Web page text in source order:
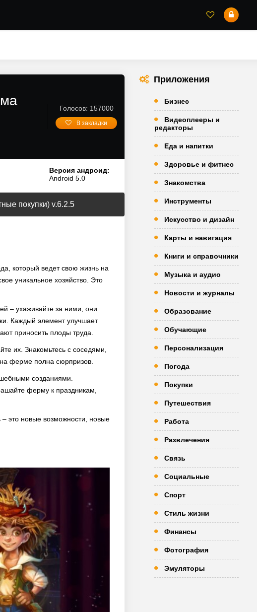
Голосов: 157000
В закладки
Версия андроид:
Android 5.0
покупки) v.6.2.5
который ведет свою жизнь на
уникальное хозяйство. Это
– ухаживайте за ними, они
Каждый элемент улучшает
приносить плоды труда.
их. Знакомьтесь с соседями,
на ферме полна сюрпризов.
созданиями.
ферму к праздникам,
это новые возможности, новые
Приложения
Бизнес
Видеоплееры и
редакторы
Еда и напитки
Здоровье и фитнес
Знакомства
Инструменты
Искусство и дизайн
Карты и навигация
Книги и справочники
Музыка и аудио
Новости и журналы
Образование
Обучающие
Персонализация
Погода
Покупки
Путешествия
Работа
Развлечения
Связь
Социальные
Спорт
Стиль жизни
Финансы
Фотография
Эмуляторы